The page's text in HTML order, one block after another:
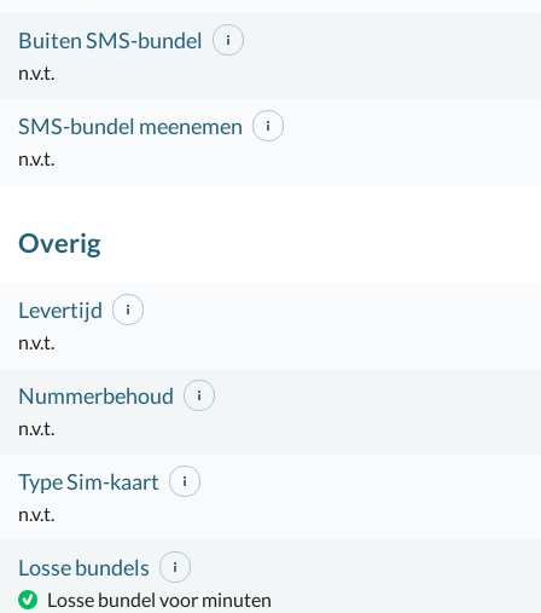
Buiten SMS-bundel
n.v.t.
SMS-bundel meenemen
n.v.t.
Overig
Levertijd
n.v.t.
Nummerbehoud
n.v.t.
Type Sim-kaart
n.v.t.
Losse bundels
Losse bundel voor minuten